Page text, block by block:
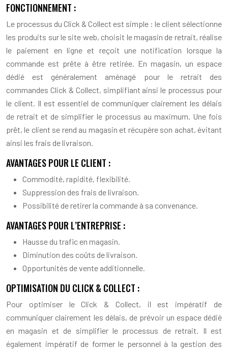
FONCTIONNEMENT :
Le processus du Click & Collect est simple : le client sélectionne
les produits sur le site web, choisit le magasin de retrait, réalise
le paiement en ligne et reçoit une notification lorsque la
commande est prête à être retirée. En magasin, un espace
dédié est généralement aménagé pour le retrait des
commandes Click & Collect, simplifiant ainsi le processus pour
le client. Il est essentiel de communiquer clairement les délais
de retrait et de simplifier le processus au maximum. Une fois
prêt, le client se rend au magasin et récupère son achat, évitant
ainsi les frais de livraison.
AVANTAGES POUR LE CLIENT :
Commodité, rapidité, flexibilité.
Suppression des frais de livraison.
Possibilité de retirer la commande à sa convenance.
AVANTAGES POUR L’ENTREPRISE :
Hausse du trafic en magasin.
Diminution des coûts de livraison.
Opportunités de vente additionnelle.
OPTIMISATION DU CLICK & COLLECT :
Pour optimiser le Click & Collect, il est impératif de
communiquer clairement les délais, de prévoir un espace dédié
en magasin et de simplifier le processus de retrait. Il est
également impératif de former le personnel à la gestion des